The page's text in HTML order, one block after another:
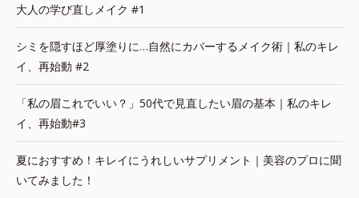
大人の学び直しメイク #1
シミを隠すほど厚塗りに…自然にカバーするメイク術｜私のキレ
イ、再始動 #2
「私の眉これでいい？」50代で見直したい眉の基本｜私のキレ
イ、再始動#3
夏におすすめ！キレイにうれしいサプリメント｜美容のプロに聞
いてみました！